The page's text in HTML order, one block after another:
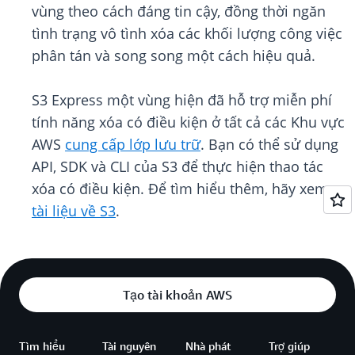
vùng theo cách đáng tin cậy, đồng thời ngăn
tình trạng vô tình xóa các khối lượng công việc
phân tán và song song một cách hiệu quả.
S3 Express một vùng hiện đã hỗ trợ miễn phí
tính năng xóa có điều kiện ở tất cả các Khu vực
AWS cung cấp lớp lưu trữ. Bạn có thể sử dụng
API, SDK và CLI của S3 để thực hiện thao tác
xóa có điều kiện. Để tìm hiểu thêm, hãy xem
tài liệu về S3.
Tạo tài khoản AWS
Tìm hiểu Tài nguyên
Nhà phát
Trợ giúp